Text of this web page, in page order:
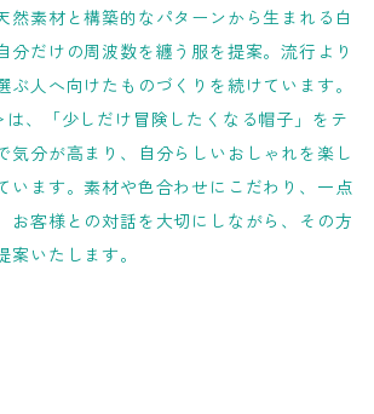
然素材と構築的なパターンから生まれる白
分だけの周波数を纏う服を提案。流行より
ぶ人へ向けたものづくりを続けています。
は、「少しだけ冒険したくなる帽子」をテ
気分が高まり、自分らしいおしゃれを楽し
います。素材や色合わせにこだわり、一点
お客様との対話を大切にしながら、その方
案いたします。